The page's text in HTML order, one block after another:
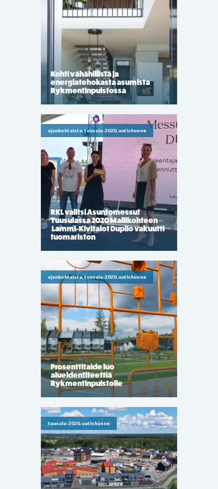
Kohti vähähiilistä ja
energiatehokasta asumista
Rykmentinpuistossa
ajankohtaista, tuusula-2020, uutishuone
RKL valitsi Asuntomessut
Tuusulassa 2020 Mallikohteen –
Lammi-Kivitalot Duplio vakuutti
tuomariston
ajankohtaista, tuusula-2020, uutishuone
Prosenttitaide luo
alueidentiteettiä
Rykmentinpuistolle
tuusula-2020, uutishuone